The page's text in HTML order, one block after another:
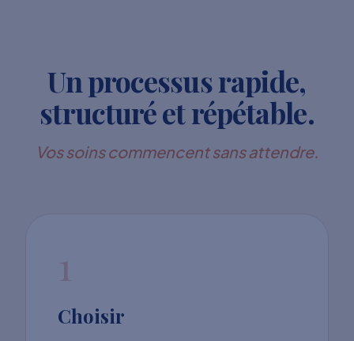
Un processus rapide,
structuré et répétable.
Vos soins commencent sans attendre.
1
Choisir